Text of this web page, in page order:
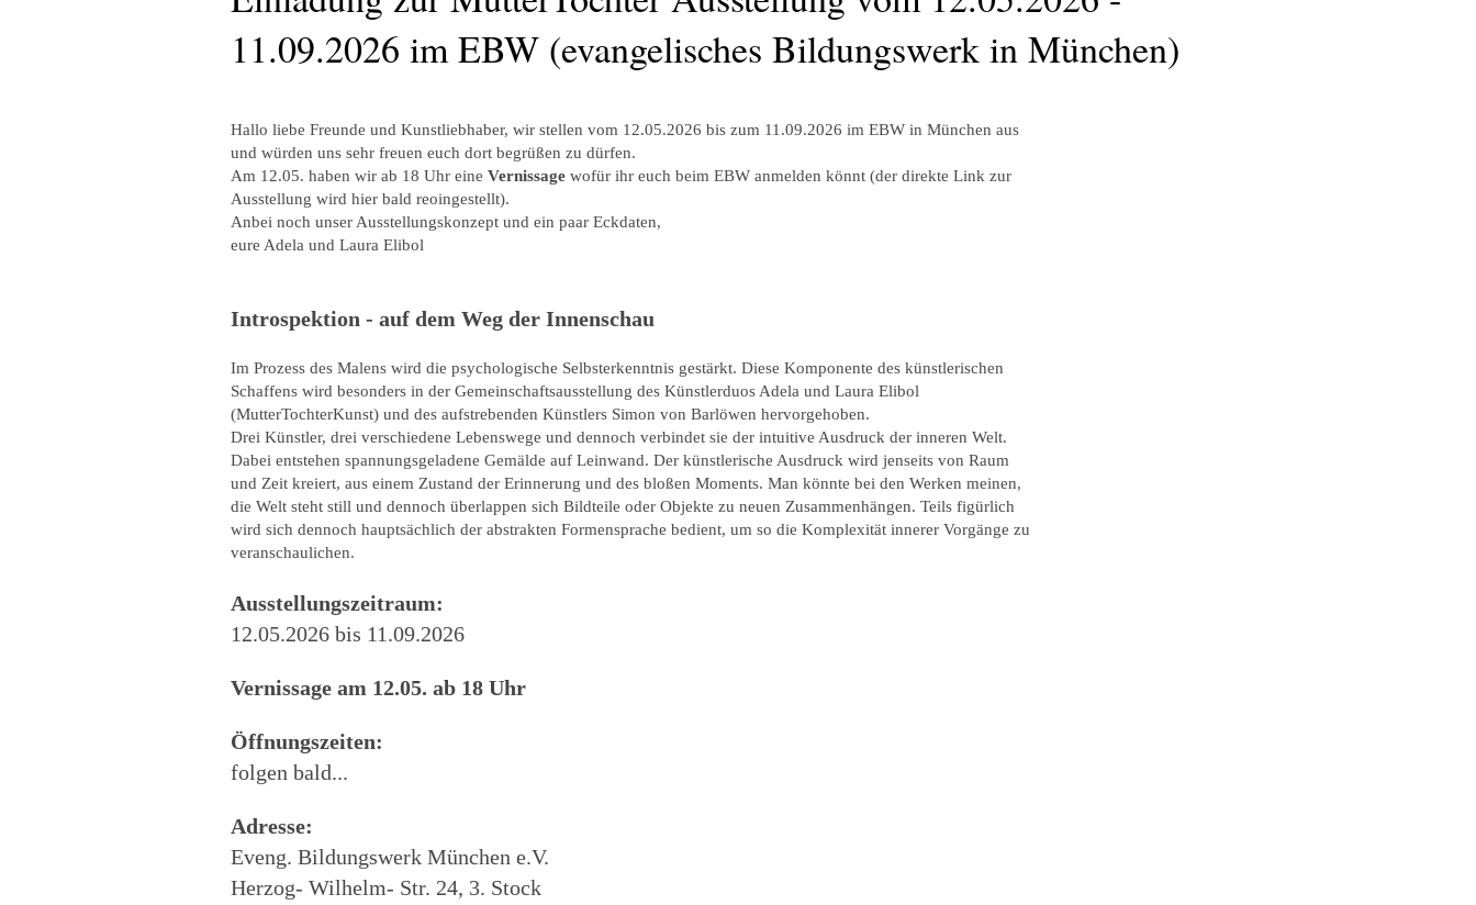
11.09.2026 im EBW (evangelisches Bildungswerk in München)
Hallo liebe Freunde und Kunstliebhaber, wir stellen vom 12.05.2026 bis zum 11.09.2026 im EBW in München aus
und würden uns sehr freuen euch dort begrüßen zu dürfen.
Am 12.05. haben wir ab 18 Uhr eine Vernissage wofür ihr euch beim EBW anmelden könnt (der direkte Link zur
Ausstellung wird hier bald reoingestellt).
Anbei noch unser Ausstellungskonzept und ein paar Eckdaten,
eure Adela und Laura Elibol
Introspektion - auf dem Weg der Innenschau
Im Prozess des Malens wird die psychologische Selbsterkenntnis gestärkt. Diese Komponente des künstlerischen
Schaffens wird besonders in der Gemeinschaftsausstellung des Künstlerduos Adela und Laura Elibol
(MutterTochterKunst) und des aufstrebenden Künstlers Simon von Barlöwen hervorgehoben.
Drei Künstler, drei verschiedene Lebenswege und dennoch verbindet sie der intuitive Ausdruck der inneren Welt.
Dabei entstehen spannungsgeladene Gemälde auf Leinwand. Der künstlerische Ausdruck wird jenseits von Raum
und Zeit kreiert, aus einem Zustand der Erinnerung und des bloßen Moments. Man könnte bei den Werken meinen,
die Welt steht still und dennoch überlappen sich Bildteile oder Objekte zu neuen Zusammenhängen. Teils figürlich
wird sich dennoch hauptsächlich der abstrakten Formensprache bedient, um so die Komplexität innerer Vorgänge zu
veranschaulichen.
Ausstellungszeitraum:
12.05.2026 bis 11.09.2026
Vernissage am 12.05. ab 18 Uhr
Öffnungszeiten:
folgen bald...
Adresse:
Eveng. Bildungswerk München e.V.
Herzog- Wilhelm- Str. 24, 3. Stock